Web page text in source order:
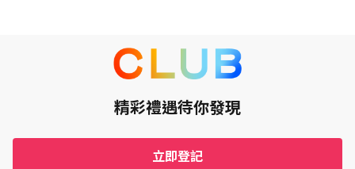
多可獲的回贈上限為1,500 Club積分，並會存入主卡人之 The Club
會員帳戶。當達到上限 1,500 Club積分後，持卡人仍可在合資格簽
賬中賺取1% Club積分回贈。
減價格功能」的Club積分兌換率 (即每5 Club積分 = 港幣1元)。相關
兌換率會不時更改並不會另行通知。
精彩禮遇待你發現
立即登記